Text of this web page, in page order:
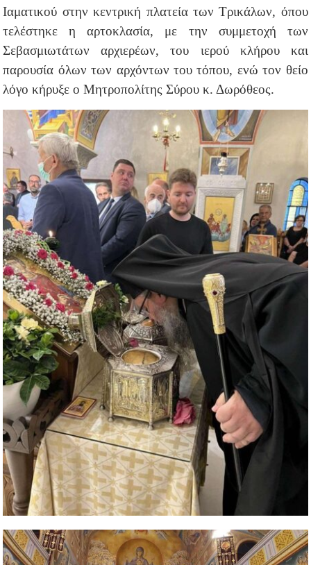
Ιαματικού στην κεντρική πλατεία των Τρικάλων, όπου
τελέστηκε η αρτοκλασία, με την συμμετοχή των
Σεβασμιωτάτων αρχιερέων, του ιερού κλήρου και
παρουσία όλων των αρχόντων του τόπου, ενώ τον θείο
λόγο κήρυξε ο Μητροπολίτης Σύρου κ. Δωρόθεος.